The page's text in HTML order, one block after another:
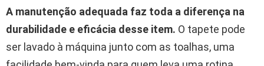
A manutenção adequada faz toda a diferença na
durabilidade e eficácia desse item. O tapete pode
ser lavado à máquina junto com as toalhas, uma